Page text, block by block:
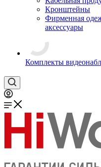
Кронштейны
Фирменная
аксессуары
Комплекты